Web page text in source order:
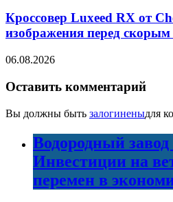
Кроссовер Luxeed RX от
изображения перед скорым
06.08.2026
Оставить комментарий
Вы должны быть залогиненыдля
Водородный
Инвестиции на
перемен в